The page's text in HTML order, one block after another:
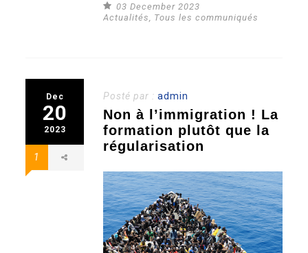
03 December 2023
Actualités
Tous les communiqués
Dec
20
2023
1
Posté par :admin
Non à l’immigration ! La
formation plutôt que la
régularisation